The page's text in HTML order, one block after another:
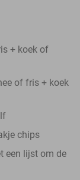
+ koek of
of fris + koek
chips
een lijst om de